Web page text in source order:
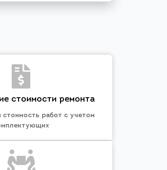
стоимости ремонта
стоимость работ с учетом